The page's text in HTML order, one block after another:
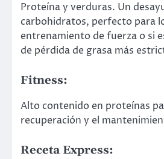
Proteína y verduras. Un
carbohidratos, perfecto para
entrenamiento de fuerza o si
de pérdida de grasa más
Fitness:
Alto contenido en proteínas
recuperación y el
Receta Express: